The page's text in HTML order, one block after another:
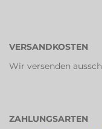
VERSANDKOSTEN
Wir versenden
ZAHLUNGSARTEN